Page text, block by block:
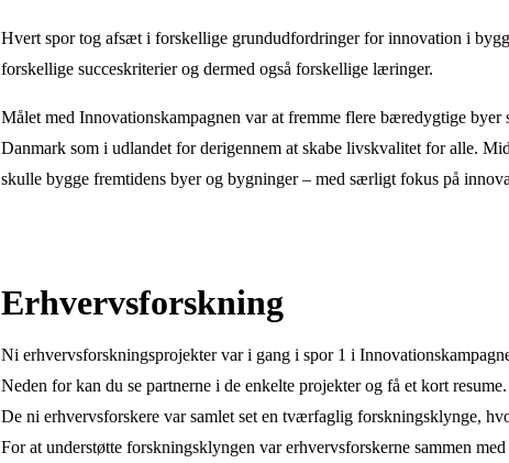
Hvert spor tog afsæt i forskellige grundudfordringer for innovation i
forskellige succeskriterier og dermed også forskellige læringer.
Målet med Innovationskampagnen var at fremme flere bæredygtige
Danmark som i udlandet for derigennem at skabe livskvalitet for alle.
skulle bygge fremtidens byer og bygninger – med særligt fokus på
Erhvervsforskning
Ni erhvervsforskningsprojekter var i gang i spor 1 i
Neden for kan du se partnerne i de enkelte projekter og få et kort resume.
De ni erhvervsforskere var samlet set en tværfaglig forskningsklynge,
For at understøtte forskningsklyngen var erhvervsforskerne sammen